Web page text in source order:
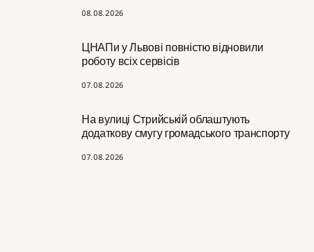
08.08.2026
ЦНАПи у Львові повністю відновили
роботу всіх сервісів
07.08.2026
На вулиці Стрийській облаштують
додаткову смугу громадського транспорту
07.08.2026